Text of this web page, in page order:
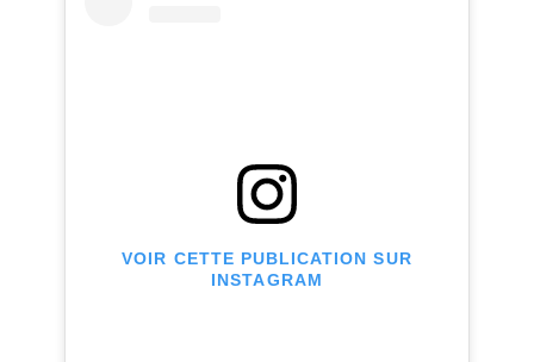
VOIR CETTE PUBLICATION SUR
INSTAGRAM